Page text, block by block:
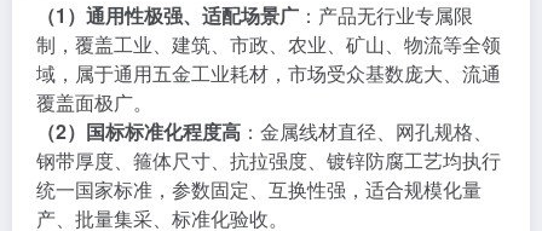
（1）通用性极强、适配场景广 ：产品无行业专属限
制，覆盖工业、建筑、市政、农业、矿山、物流等全领
域，属于通用五金工业耗材，市场受众基数庞大、流通
覆盖面极广。
（2）国标标准化程度高 ：金属线材直径、网孔规格、
钢带厚度、箍体尺寸、抗拉强度、镀锌防腐工艺均执行
统一国家标准，参数固定、互换性强，适合规模化量
产、批量集采、标准化验收。